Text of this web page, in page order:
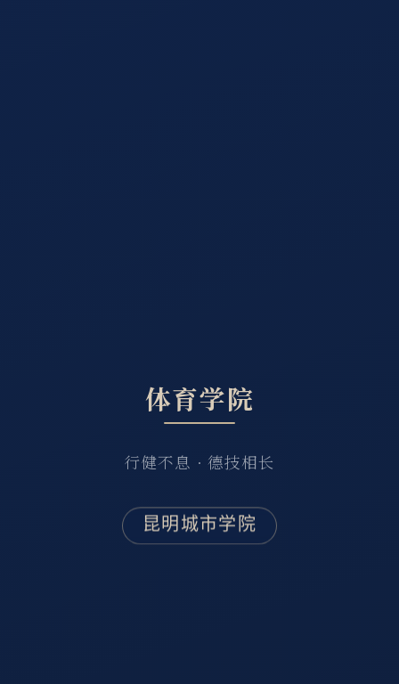
体育学院
行健不息 · 德技相长
昆明城市学院